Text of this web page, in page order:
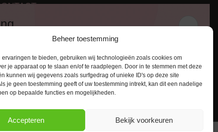
Beheer toestemming
ervaringen te bieden, gebruiken wij technologieën zoals cookies om
je apparaat op te slaan en/of te raadplegen. Door in te stemmen met deze
kunnen wij gegevens zoals surfgedrag of unieke ID's op deze site
je geen toestemming geeft of uw toestemming intrekt, kan dit een nadelige
op bepaalde functies en mogelijkheden.
Accepteren Bekijk voorkeuren
RL Zwolle
info@lingerie-badmode.nl